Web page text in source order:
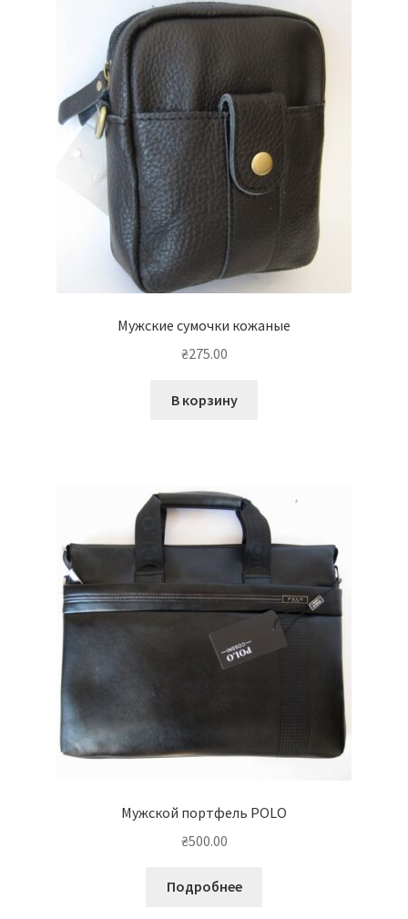
Мужские сумочки кожаные
₴275.00
В корзину
Мужской портфель POLO
₴500.00
Подробнее